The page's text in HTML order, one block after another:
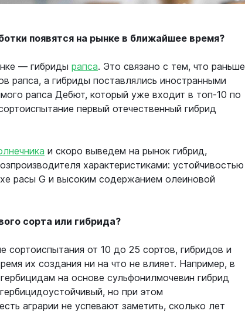
появятся на рынке в ближайшее время?
— гибриды рапса. Это связано с тем, что раньше
рапса, а гибриды поставлялись иностранными
рапса Дебют, который уже входит в топ-10 по
первый отечественный гибрид
и скоро выведем на рынок гибрид,
характеристиками: устойчивостью
расы G и высоким содержанием олеиновой
сорта или гибрида?
от 10 до 25 сортов, гибридов и
их создания ни на что не влияет. Например, в
на основе сульфонилмочевин гибрид
но при этом
аграрии не успевают заметить, сколько лет